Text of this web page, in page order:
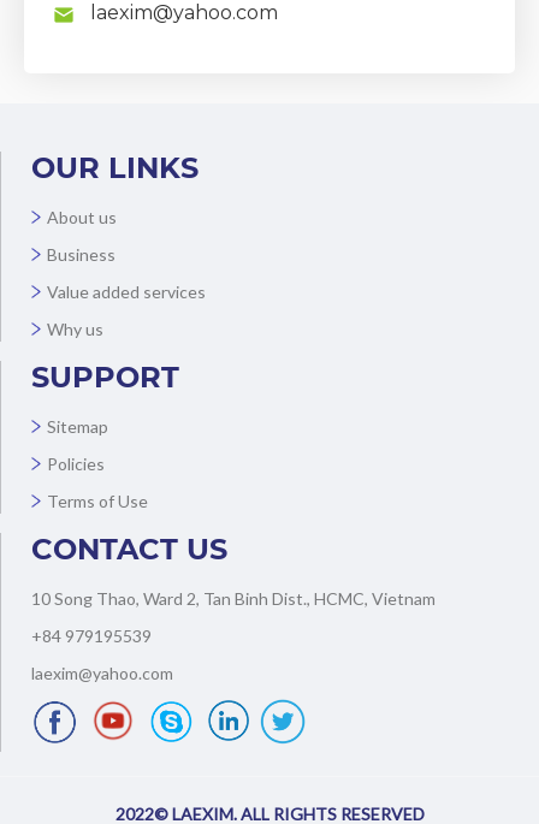
laexim@yahoo.com
OUR LINKS
About us
Business
Value added services
Why us
SUPPORT
Sitemap
Policies
Terms of Use
CONTACT US
10 Song Thao, Ward 2, Tan Binh Dist., HCMC, Vietnam
+84 979195539
laexim@yahoo.com
2022© LAEXIM. ALL RIGHTS RESERVED